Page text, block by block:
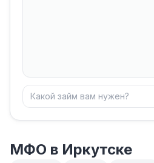
МФО в Иркутске